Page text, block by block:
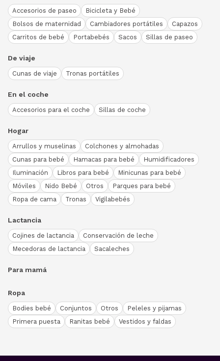
Accesorios de paseo
Bicicleta y Bebé
Bolsos de maternidad
Cambiadores portátiles
Capazos
Carritos de bebé
Portabebés Sacos Sillas de paseo
De viaje
Cunas de viaje Tronas portátiles
En el coche
Accesorios para el coche Sillas de coche
Hogar
Arrullos y muselinas
Colchones y almohadas
Cunas para bebé
Hamacas para bebé
Humidificadores
Iluminación
Libros para bebé
Minicunas para bebé
Móviles
Nido Bebé Otros
Parques para bebé
Ropa de cama
Tronas Vigilabebés
Lactancia
Cojines de lactancia
Conservación de leche
Mecedoras de lactancia
Sacaleches
Para mamá
Ropa
Bodies bebé Conjuntos Otros
Peleles y pijamas
Primera puesta
Ranitas bebé Vestidos y faldas